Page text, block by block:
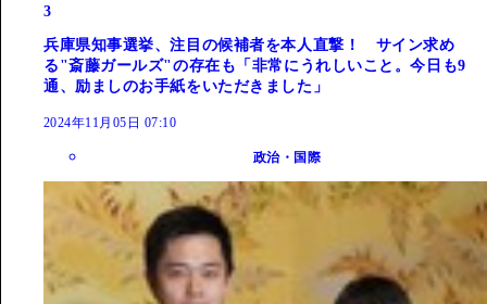
3
兵庫県知事選挙、注目の候補者を本人直撃！ サイン求め
る"斎藤ガールズ"の存在も「非常にうれしいこと。今日も9
通、励ましのお手紙をいただきました」
2024年11月05日 07:10
政治・国際